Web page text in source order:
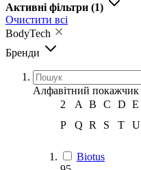
Активні фільтри (1)
Очистити всі
BodyTech
Бренди
Алфавітний покажчик
2
A B C D E
P
Q R S T U
Biotus